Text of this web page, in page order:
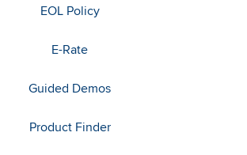
EOL Policy
E-Rate
Guided Demos
Product Finder